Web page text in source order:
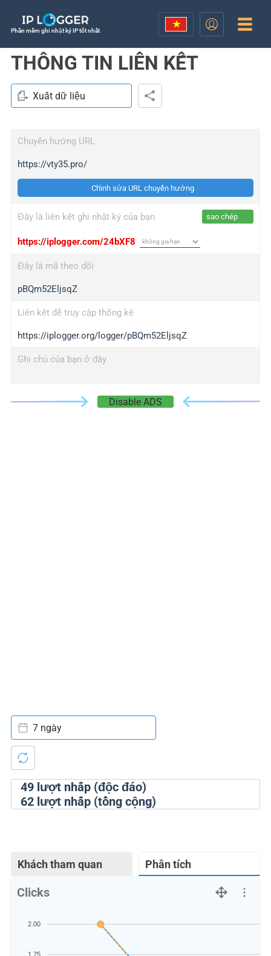
Phần mềm ghi nhật ký IP tốt nhất
THÔNG TIN LIÊN KẾT
Xuất dữ liệu
Chuyển hướng URL
https://vty35.pro/
Chỉnh sửa URL chuyển hướng
Đây là liên kết ghi nhật ký của bạn sao chép
https://iplogger.com/24bXF8
Đây là mã theo dõi
pBQm52EljsqZ
Liên kết để truy cập thống kê
https://iplogger.org/logger/pBQm52EljsqZ
Ghi chú của bạn ở đây
Disable ADS
49lượt nhấp (độc đáo)
62lượt nhấp (tổng cộng)
7 ngày
Khách tham quan Phân tích
Clicks
1.75
2.00